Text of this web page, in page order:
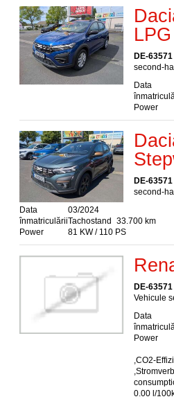
DE-
second-
Data
Power
DE-
second-
Data
înmatriculării
03/2024
Tachostand
33.700 km
Power
81 KW / 110 PS
DE-
Vehicule
Data
Power
,CO2-
0.00 l/